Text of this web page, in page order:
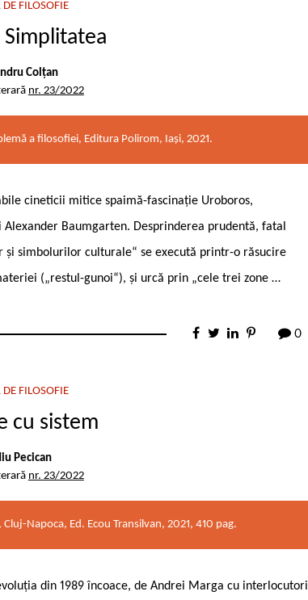
DE FILOSOFIE
Simplitatea
Colțan
nr. 23/2022
a filosofiei, Editura Polirom, Iași, 2021.
cineticii mitice spaimă-fascinație Uroboros,
Baumgarten. Desprinderea prudentă, fatal
simbolurilor culturale“ se execută printr-o răsucire
(„restul-gunoi“), și urcă prin „cele trei zone …
0
DE FILOSOFIE
cu sistem
Pecican
nr. 23/2022
Napoca, Ed. Ecou Transilvan, 2021, 410 pag.
din 1989 încoace, de Andrei Marga cu interlocutori